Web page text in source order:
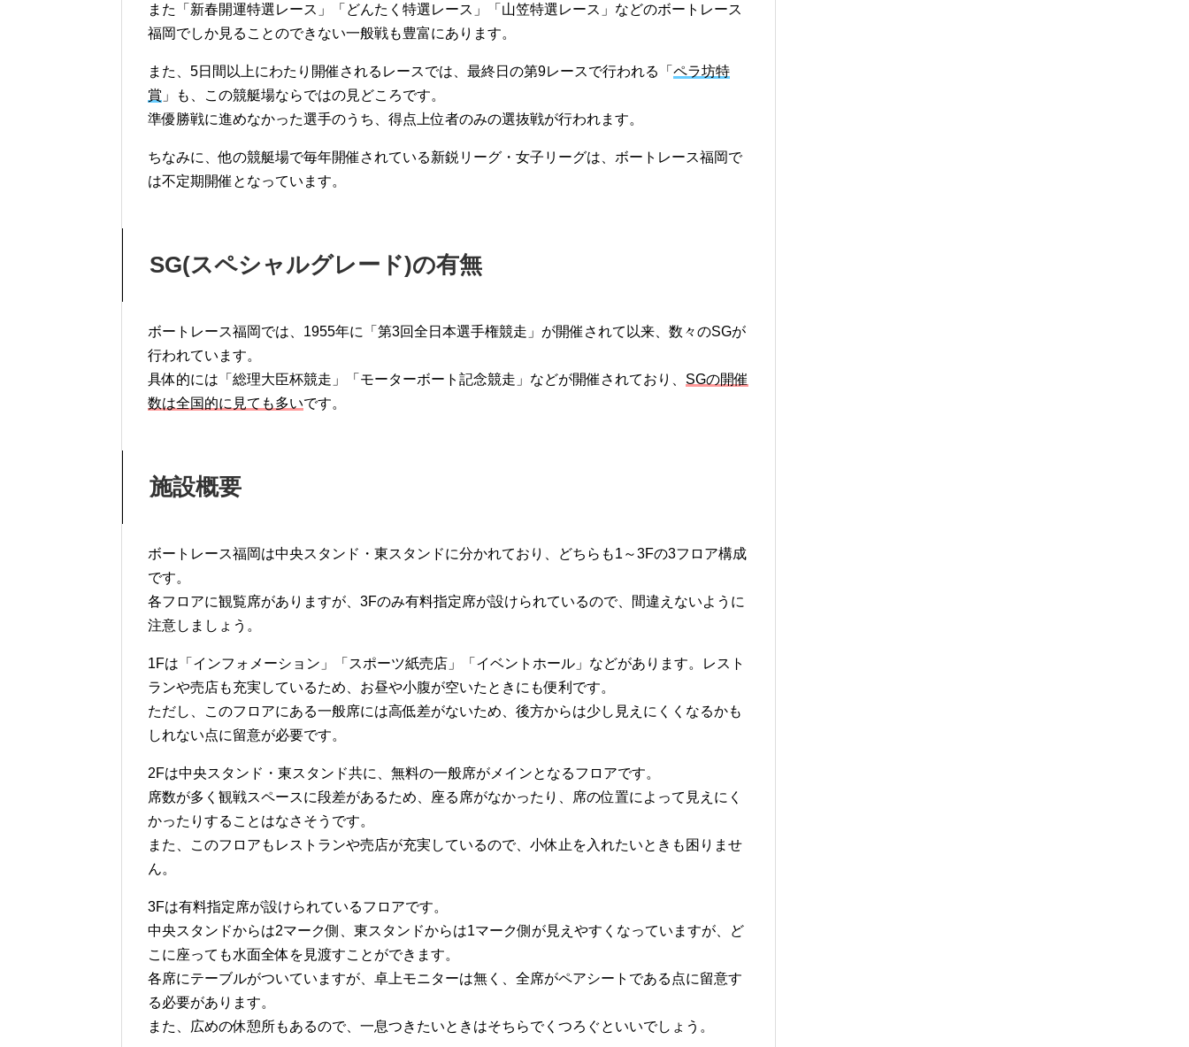
また「新春開運特選レース」「どんたく特選レース」「山笠特選レース」などのボートレース
福岡でしか見ることのできない一般戦も豊富にあります。
また、5日間以上にわたり開催されるレースでは、最終日の第9レースで行われる「 ペラ坊特
賞 」も、この競艇場ならではの見どころです。
準優勝戦に進めなかった選手のうち、得点上位者のみの選抜戦が行われます。
ちなみに、他の競艇場で毎年開催されている新鋭リーグ・女子リーグは、ボートレース福岡で
は不定期開催となっています。
SG(スペシャルグレード)の有無
ボートレース福岡では、1955年に「第3回全日本選手権競走」が開催されて以来、数々のSGが
行われています。
具体的には「総理大臣杯競走」「モーターボート記念競走」などが開催されており、 SGの開催
数は全国的に見ても多いです。
施設概要
ボートレース福岡は中央スタンド・東スタンドに分かれており、どちらも1～3Fの3フロア構成
です。
各フロアに観覧席がありますが、3Fのみ有料指定席が設けられているので、間違えないように
注意しましょう。
1Fは「インフォメーション」「スポーツ紙売店」「イベントホール」などがあります。レスト
ランや売店も充実しているため、お昼や小腹が空いたときにも便利です。
ただし、このフロアにある一般席には高低差がないため、後方からは少し見えにくくなるかも
しれない点に留意が必要です。
2Fは中央スタンド・東スタンド共に、無料の一般席がメインとなるフロアです。
席数が多く観戦スペースに段差があるため、座る席がなかったり、席の位置によって見えにく
かったりすることはなさそうです。
また、このフロアもレストランや売店が充実しているので、小休止を入れたいときも困りませ
ん。
3Fは有料指定席が設けられているフロアです。
中央スタンドからは2マーク側、東スタンドからは1マーク側が見えやすくなっていますが、ど
こに座っても水面全体を見渡すことができます。
各席にテーブルがついていますが、卓上モニターは無く、全席がペアシートである点に留意す
る必要があります。
また、広めの休憩所もあるので、一息つきたいときはそちらでくつろぐといいでしょう。